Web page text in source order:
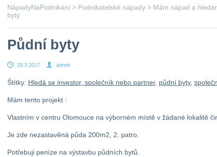
NápadyNaPodnikání > Podnikatelské nápady > Mám nápad a
byty
Půdní byty
28.3.2017 admin
Štítky: Hledá se investor, společník nebo partner, půdní byty,
Mám tento projekt :
Vlastním v centru Olomouce na výborném místě v žádané lokalitě
Je zde nezastavěná půda 200m2, 2. patro.
Potřebuji peníze na výstavbu půdních bytů.